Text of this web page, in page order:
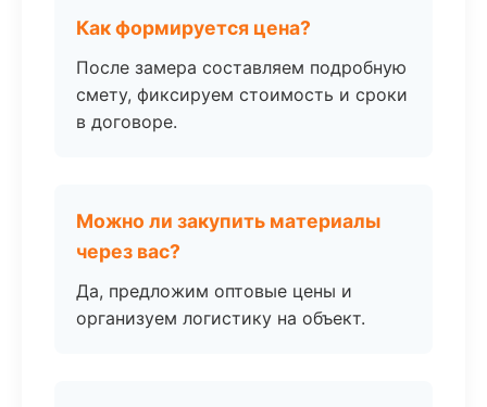
Как формируется цена?
После замера составляем подробную
смету, фиксируем стоимость и сроки
в договоре.
Можно ли закупить материалы
через вас?
Да, предложим оптовые цены и
организуем логистику на объект.